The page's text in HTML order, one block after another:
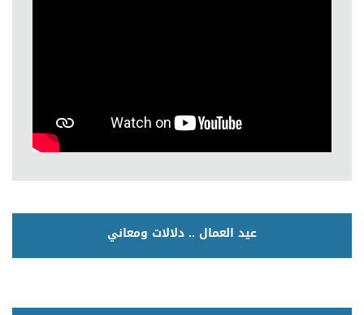
عيد العمال .. دلالات ومعاني